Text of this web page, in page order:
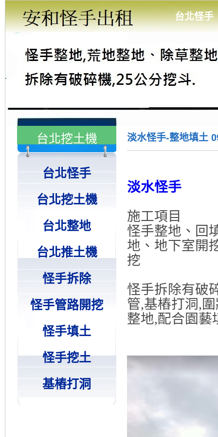
台北怪手
台北挖土機
台北怪手
台北挖土機
台北整地
台北推土機
怪手拆除
怪手管路開挖
怪手填土
怪手挖土
基樁打洞
淡水怪手-整地填土
淡水怪手
施工項目
怪手整地、回
地、地下室開
挖
怪手拆除有破
管,基樁打洞,
整地,配合園藝